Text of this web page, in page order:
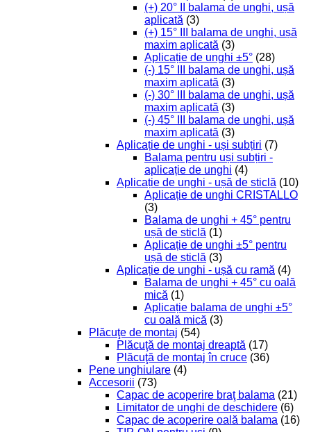
(+) 20° II balama de unghi, ușă
aplicată (3)
(+) 15° III balama de unghi, ușă
maxim aplicată (3)
Aplicație de unghi ±5° (28)
(-) 15° III balama de unghi, ușă
maxim aplicată (3)
(-) 30° III balama de unghi, ușă
maxim aplicată (3)
(-) 45° III balama de unghi, ușă
maxim aplicată (3)
Aplicație de unghi - uși subțiri (7)
Balama pentru uși subțiri -
aplicație de unghi (4)
Aplicație de unghi - ușă de sticlă (10)
Aplicație de unghi CRISTALLO
(3)
Balama de unghi + 45° pentru
ușă de sticlă (1)
Aplicație de unghi ±5° pentru
ușă de sticlă (3)
Aplicație de unghi - ușă cu ramă (4)
Balama de unghi + 45° cu oală
mică (1)
Aplicație balama de unghi ±5°
cu oală mică (3)
Plăcuţe de montaj (54)
Plăcuţă de montaj dreaptă (17)
Plăcuţă de montaj în cruce (36)
Pene unghiulare (4)
Accesorii (73)
Capac de acoperire braţ balama (21)
Limitator de unghi de deschidere (6)
Capac de acoperire oală balama (16)